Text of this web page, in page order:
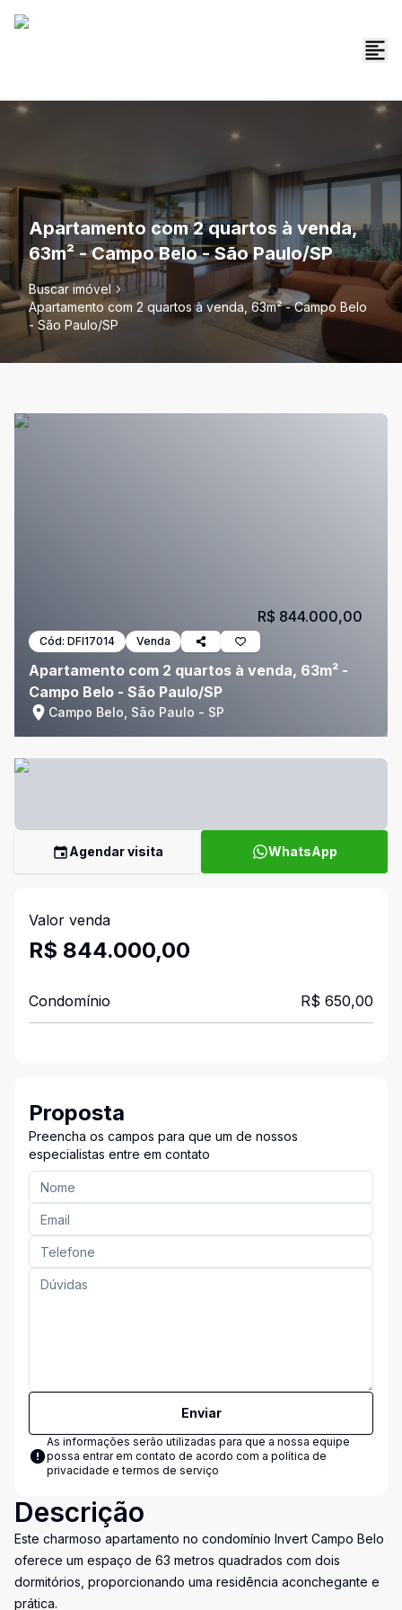
Apartamento com 2 quartos à venda,
63m² - Campo Belo - São Paulo/SP
Buscar imóvel
Apartamento com 2 quartos à venda, 63m² - Campo Belo
- São Paulo/SP
Cód: DFI17014 Venda
Apartamento com 2 quartos à venda, 63m² -
Campo Belo - São Paulo/SP
Campo Belo, São Paulo - SP
R$ 844.000,00
Agendar visita WhatsApp
Valor venda
R$ 844.000,00
Condomínio R$ 650,00
Proposta
Preencha os campos para que um de nossos
especialistas entre em contato
Enviar
As informações serão utilizadas para que a nossa equipe
possa entrar em contato de acordo com a política de
privacidade e termos de serviço
Descrição
Este charmoso apartamento no condomínio Invert Campo Belo
oferece um espaço de 63 metros quadrados com dois
dormitórios, proporcionando uma residência aconchegante e
prática.